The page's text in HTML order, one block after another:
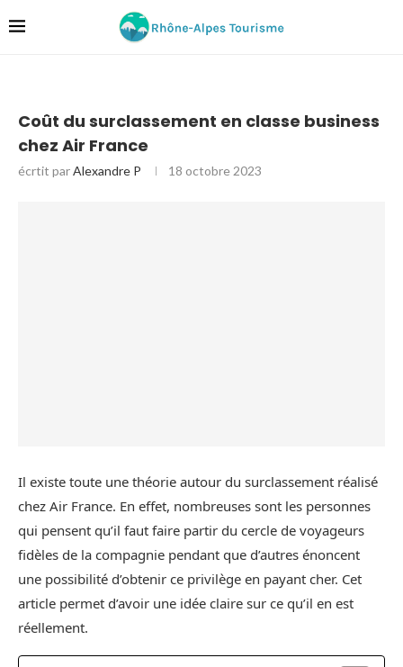
Coût du surclassement en classe business
chez Air France
écrtit parAlexandre P 18 octobre 2023
Il existe toute une théorie autour du surclassement réalisé
chez Air France. En effet, nombreuses sont les personnes
qui pensent qu’il faut faire partir du cercle de voyageurs
fidèles de la compagnie pendant que d’autres énoncent
une possibilité d’obtenir ce privilège en payant cher. Cet
article permet d’avoir une idée claire sur ce qu’il en est
réellement.